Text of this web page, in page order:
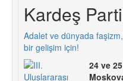
Kardeş
Adalet ve dünyada
bir gelişim için!
24 ve